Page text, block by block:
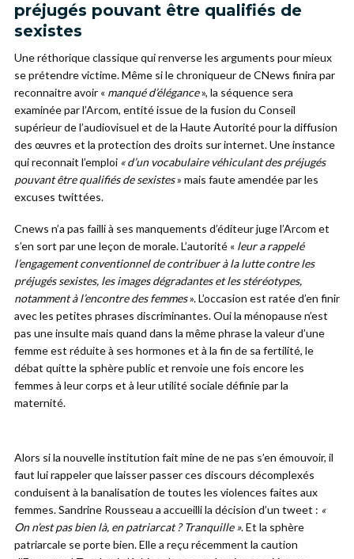
préjugés pouvant être qualifiés de
sexistes
Une réthorique classique qui renverse les arguments pour mieux
se prétendre victime. Même si le chroniqueur de CNews finira par
reconnaitre avoir « manqué d’élégance», la séquence sera
examinée par l’Arcom, entité issue de la fusion du Conseil
supérieur de l’audiovisuel et de la Haute Autorité pour la diffusion
des œuvres et la protection des droits sur internet. Une instance
qui reconnait l’emploi « d’un vocabulaire véhiculant des préjugés
pouvant être qualifiés de sexistes» mais faute amendée par les
excuses twittées.
Cnews n’a pas failli à ses manquements d’éditeur juge l’Arcom et
s’en sort par une leçon de morale. L’autorité « leur a rappelé
l’engagement conventionnel de contribuer à la lutte contre les
préjugés sexistes, les images dégradantes et les stéréotypes,
notamment à l’encontre des femmes». L’occasion est ratée d’en finir
avec les petites phrases discriminantes. Oui la ménopause n’est
pas une insulte mais quand dans la même phrase la valeur d’une
femme est réduite à ses hormones et à la fin de sa fertilité, le
débat quitte la sphère public et renvoie une fois encore les
femmes à leur corps et à leur utilité sociale définie par la
maternité.
Alors si la nouvelle institution fait mine de ne pas s’en émouvoir, il
faut lui rappeler que laisser passer ces discours décomplexés
conduisent à la banalisation de toutes les violences faites aux
femmes. Sandrine Rousseau a accueilli la décision d’un tweet : «
On n’est pas bien là, en patriarcat ? Tranquille ». Et la sphère
patriarcale se porte bien. Elle a reçu récemment la caution